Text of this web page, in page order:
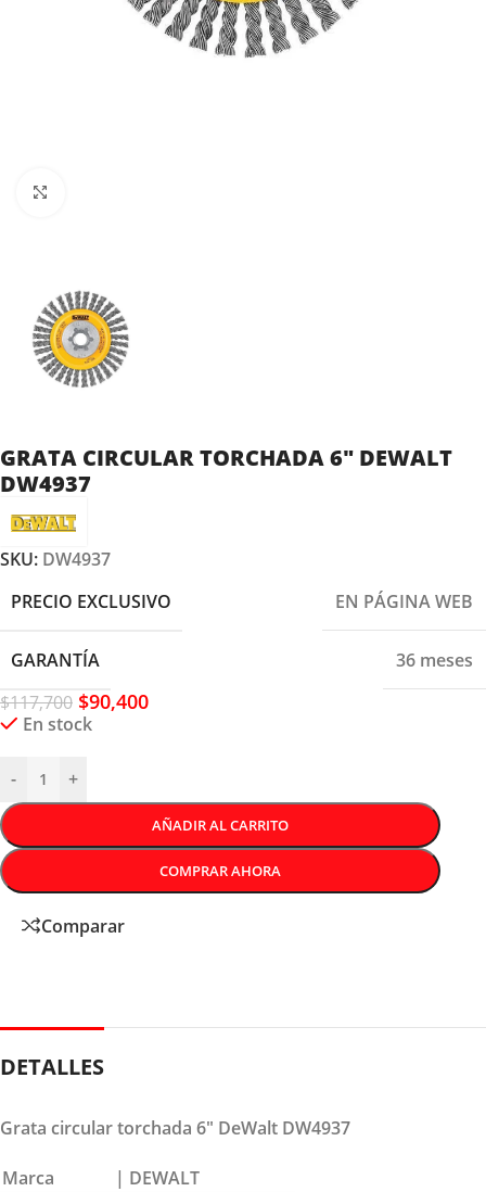
GRATA CIRCULAR TORCHADA 6″ DEWALT
DW4937
SKU: DW4937
PRECIO EXCLUSIVO
EN PÁGINA WEB
GARANTÍA
36 meses
$117,700 $90,400
En stock
- +
AÑADIR AL CARRITO
COMPRAR AHORA
Comparar
DETALLES
Grata circular torchada 6″ DeWalt DW4937
Marca
| DEWALT